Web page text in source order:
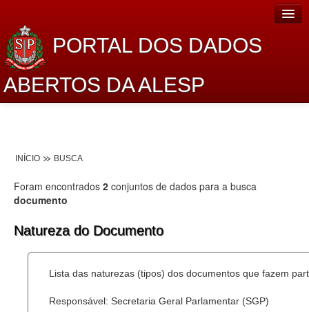
PORTAL DOS DADOS
ABERTOS DA ALESP
Lei de Acesso à Informação
Dados Governamentais Abertos
Planejamento
Catálogo de dados
Processo Legislativo
INÍCIO BUSCA
Foram encontrados 2 conjuntos de dados para a busca
documento
Natureza do Documento
Lista das naturezas (tipos) dos documentos que fazem
Responsável: Secretaria Geral Parlamentar (SGP)